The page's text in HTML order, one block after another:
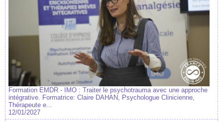
Formation EMDR - IMO : Traiter le psychotrauma avec une approche
intégrative. Formatrice: Claire DAHAN, Psychologue Clinicienne,
Thérapeute e...
12/01/2027